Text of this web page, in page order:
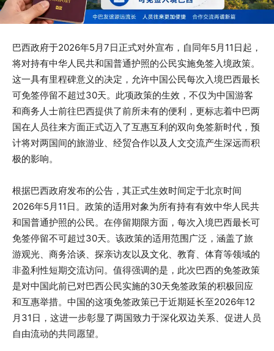
巴西政府于2026年5月7日正式对外宣布，自同年5月11日起，
将对持有中华人民共和国普通护照的公民实施免签入境政策。
这一具有里程碑意义的决定，允许中国公民每次入境巴西最长
可免签停留不超过30天。此项政策的生效，不仅为中国游客
和商务人士前往巴西提供了前所未有的便利，更标志着中巴两
国在人员往来方面正式迈入了互惠互利的双向免签新时代，预
计将对两国间的旅游业、经贸合作以及人文交流产生深远而积
极的影响。
根据巴西政府发布的公告，其正式生效时间定于北京时间
2026年5月11日。政策的适用对象为所有持有有效中华人民共
和国普通护照的公民。在停留期限方面，每次入境巴西最长可
免签停留不可超过30天。该政策的适用范围广泛，涵盖了旅
游观光、商务洽谈、探亲访友以及文化、教育、体育等领域的
非盈利性短期交流访问。值得强调的是，此次巴西的免签政策
是对中国此前已对巴西公民实施的30天免签政策的积极回应
和互惠举措。中国的这项免签政策已于近期延长至2026年12
月31日，这进一步彰显了两国致力于深化双边关系、促进人员
自由流动的共同愿望。